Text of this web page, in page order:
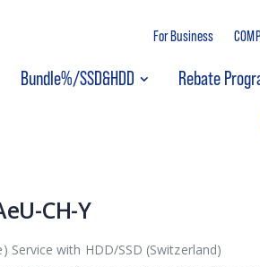
For Business
Bundle%/SSD&HDD Rebate
CH-Y
Service with HDD/SSD (Switzerland)